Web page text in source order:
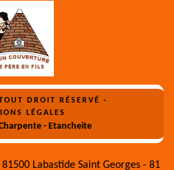
DROIT RÉSERVÉ -
LÉGALES
- Etancheite
Labastide Saint Georges - 81